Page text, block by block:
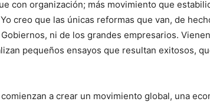
con organización; más movimiento que
creo que las únicas reformas que van, de
ni de los grandes empresarios.
pequeños ensayos que resultan exitosos,
a crear un movimiento global, una